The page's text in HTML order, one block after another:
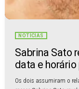
NOTÍCIAS
Sabrina Sato
data e
Os dois assumiram o